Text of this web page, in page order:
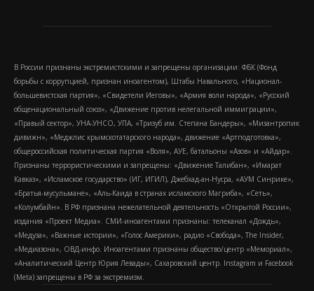
В России признаны экстремистскими и запрещены организации: ФБК (Фонд
борьбы с коррупцией, признан иноагентом), Штабы Навального, «Национал-
большевистская партия», «Свидетели Иеговы», «Армия воли народа», «Русский
общенациональный союз», «Движение против нелегальной иммиграции»,
«Правый сектор», УНА-УНСО, УПА, «Тризуб им. Степана Бандеры», «Мизантропик
дивижн», «Меджлис крымскотатарского народа», движение «Артподготовка»,
общероссийская политическая партия «Воля», АУЕ, батальоны «Азов» и «Айдар».
Признаны террористическими и запрещены: «Движение Талибан», «Имарат
Кавказ», «Исламское государство» (ИГ, ИГИЛ), Джебхад-ан-Нусра, «АУМ Синрике»,
«Братья-мусульмане», «Аль-Каида в странах исламского Магриба», «Сеть»,
«Колумбайн». В РФ признана нежелательной деятельность «Открытой России»,
издания «Проект Медиа». СМИ-иноагентами признаны: телеканал «Дождь»,
«Медуза», «Важные истории», «Голос Америки», радио «Свобода», The Insider,
«Медиазона», ОВД-инфо. Иноагентами признаны общество/центр «Мемориал»,
«Аналитический Центр Юрия Левады», Сахаровский центр. Instagram и Facebook
(Metа) запрещены в РФ за экстремизм.